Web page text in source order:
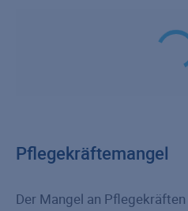
Pflegekräftemangel
Der Mangel an